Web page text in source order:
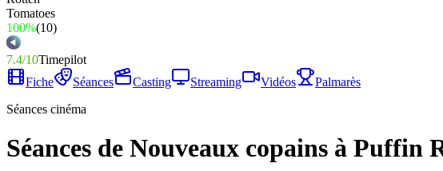
100%(10)
7.4/10Timepilot
Fiche
Séances Casting Streaming Vidéos
Palmarès
Séances cinéma
Séances de Nouveaux copains à Puffin